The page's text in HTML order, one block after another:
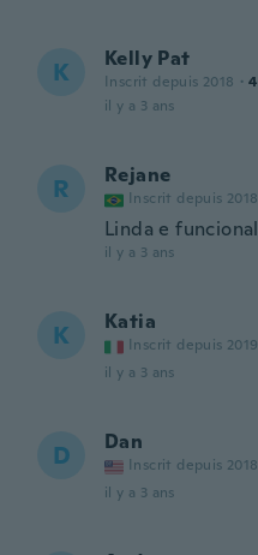
K Kelly Pat
Inscrit depuis 2018 · 4
il y a 3 ans
R Rejane
Inscrit depuis 2018
Linda e funcional
il y a 3 ans
K Katia
Inscrit depuis 2019
il y a 3 ans
D Dan
Inscrit depuis 2018
il y a 3 ans